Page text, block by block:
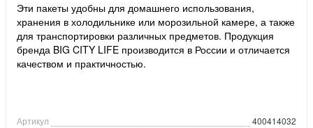
Эти пакеты удобны для домашнего использования,
хранения в холодильнике или морозильной камере, а также
для транспортировки различных предметов. Продукция
бренда BIG CITY LIFE производится в России и отличается
качеством и практичностью.
Артикул
400414032